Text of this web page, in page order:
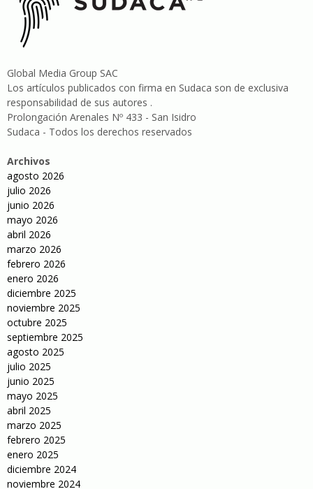
Global Media Group SAC
Los artículos publicados con firma en Sudaca son de exclusiva
responsabilidad de sus autores .
Prolongación Arenales Nº 433 - San Isidro
Sudaca - Todos los derechos reservados
Archivos
agosto 2026
julio 2026
junio 2026
mayo 2026
abril 2026
marzo 2026
febrero 2026
enero 2026
diciembre 2025
noviembre 2025
octubre 2025
septiembre 2025
agosto 2025
julio 2025
junio 2025
mayo 2025
abril 2025
marzo 2025
febrero 2025
enero 2025
diciembre 2024
noviembre 2024